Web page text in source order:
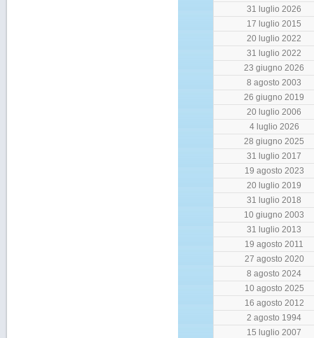
31 luglio 2026
17 luglio 2015
20 luglio 2022
31 luglio 2022
23 giugno 2026
8 agosto 2003
26 giugno 2019
20 luglio 2006
4 luglio 2026
28 giugno 2025
31 luglio 2017
19 agosto 2023
20 luglio 2019
31 luglio 2018
10 giugno 2003
31 luglio 2013
19 agosto 2011
27 agosto 2020
8 agosto 2024
10 agosto 2025
16 agosto 2012
2 agosto 1994
15 luglio 2007